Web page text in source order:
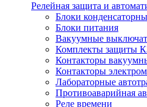
Релейная защита и
Блоки
Блоки питания
Вакуумные
Комплекты защиты
Контакторы
Контакторы
Лабораторные
Противоаварийная
Реле времени